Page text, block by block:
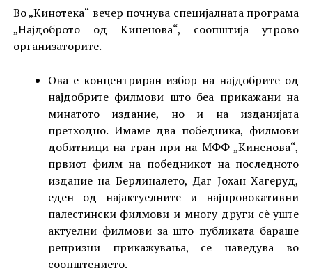
Во „Кинотека“ вечер почнува специјалната програма
„Најдоброто од Киненова“, соопштија утрово
организаторите.
Ова е концентриран избор на најдобрите од
најдобрите филмови што беа прикажани на
минатото издание, но и на изданијата
претходно. Имаме два победника, филмови
добитници на гран при на МФФ „Киненова“,
првиот филм на победникот на последното
издание на Берлиналето, Даг Јохан Хагеруд,
еден од најактуелните и најпровокативни
палестински филмови и многу други сè уште
актуелни филмови за што публиката бараше
репризни прикажувања, се наведува во
соопштението.